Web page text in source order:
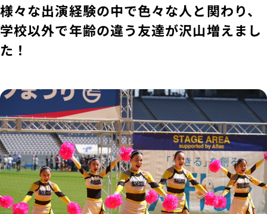
様々な出演経験の中で色々な人と関わり、
学校以外で年齢の違う友達が沢山増えまし
た！